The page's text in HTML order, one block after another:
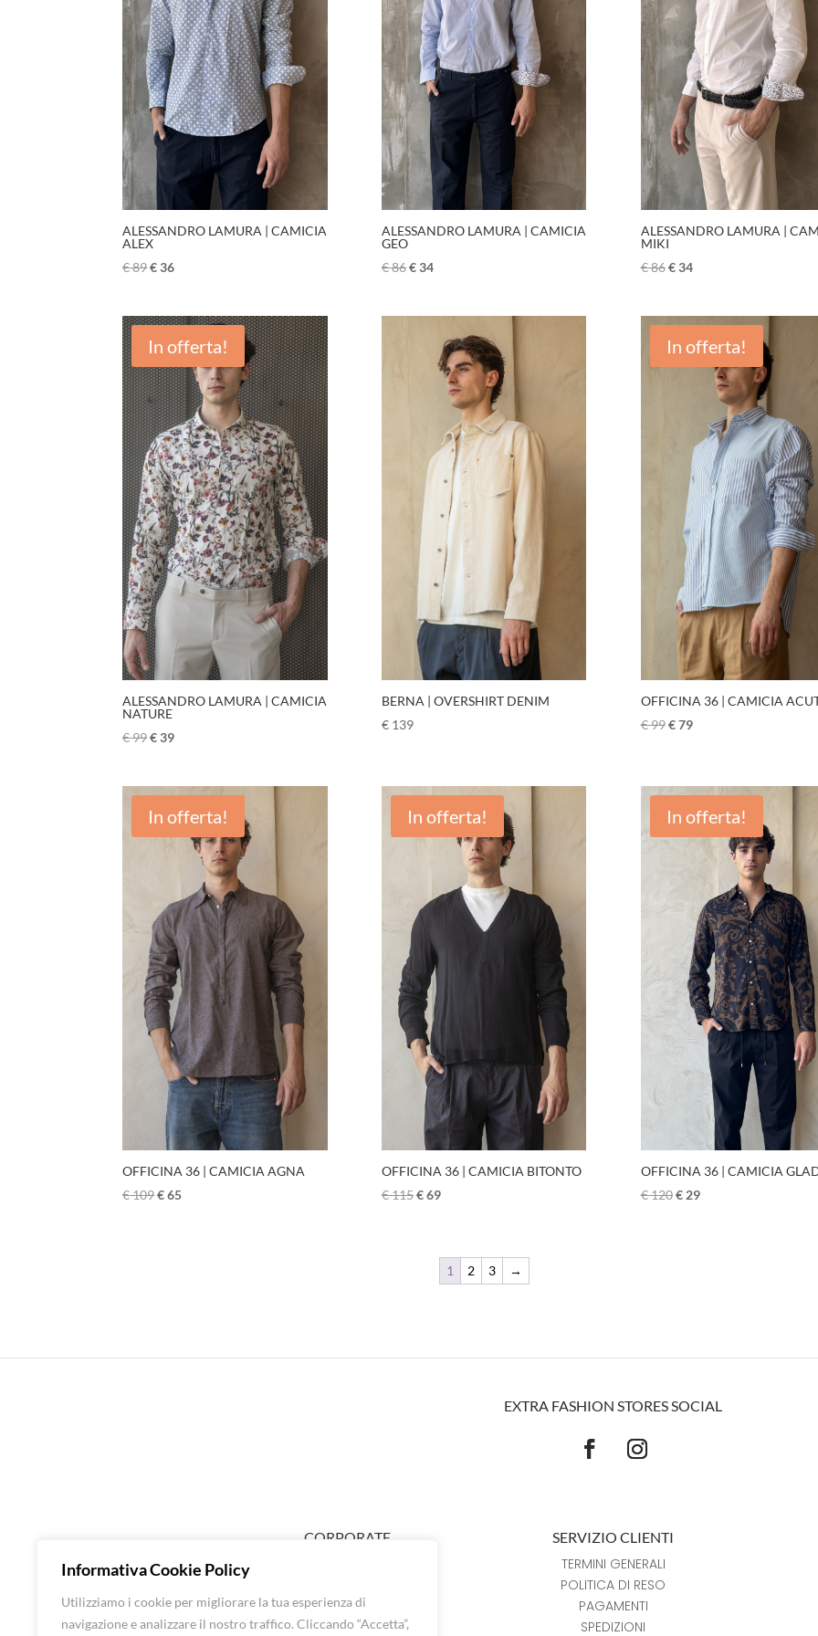
Informativa Cookie Policy
Utilizziamo i cookie per migliorare la tua esperienza di
navigazione e analizzare il nostro traffico. Cliccando “Accetta”,
ALESSANDRO LAMURA | CAMICIA
ALEX
€89€36
ALESSANDRO LAMURA | CAMICIA
GEO
€86€34
ALESSANDRO LAMURA |
MIKI
€86 €34
In offerta!
ALESSANDRO LAMURA | CAMICIA
NATURE
€99€39
BERNA | OVERSHIRT DENIM
€139
In offerta!
OFFICINA 36 | CAMICIA
€99 €79
In offerta!
OFFICINA 36 | CAMICIA AGNA
€109€65
In offerta!
OFFICINA 36 | CAMICIA BITONTO
€115€69
In offerta!
OFFICINA 36 | CAMICIA
€120 €29
1 2 3 →
EXTRA FASHION STORES SOCIAL
CORPORATE
SHOP UOMO
BRANDS
SERVIZIO CLIENTI
TERMINI GENERALI
POLITICA DI RESO
PAGAMENTI
SPEDIZIONI